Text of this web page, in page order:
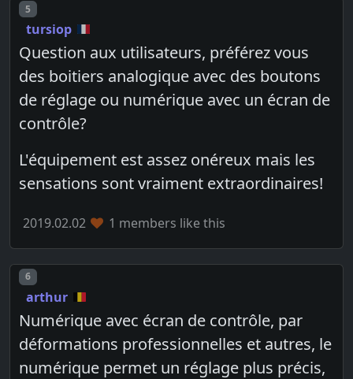
Post number
5
tursiop
Question aux utilisateurs, préférez vous
des boitiers analogique avec des boutons
de réglage ou numérique avec un écran de
contrôle?
L'équipement est assez onéreux mais les
sensations sont vraiment extraordinaires!
2019.02.02 1 members like this
Post number
6
arthur
Numérique avec écran de contrôle, par
déformations professionnelles et autres, le
numérique permet un réglage plus précis,